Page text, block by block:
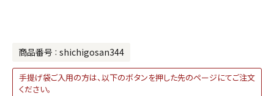
商品番号 shichigosan344
手提げ袋ご入用の方は、以下のボタンを押した先のページにてご注文
ください。